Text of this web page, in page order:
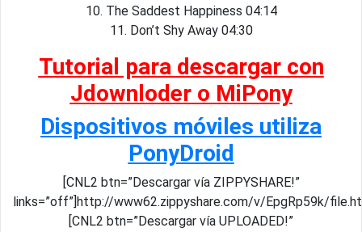
10. The Saddest Happiness 04:14
11. Don’t Shy Away 04:30
Tutorial para descargar con
Jdownloder o MiPony
Dispositivos móviles utiliza
PonyDroid
[CNL2 btn=”Descargar vía ZIPPYSHARE!”
links=”off”]http://www62.zippyshare.com/v/EpgRp59k/
[CNL2 btn=”Descargar vía UPLOADED!”